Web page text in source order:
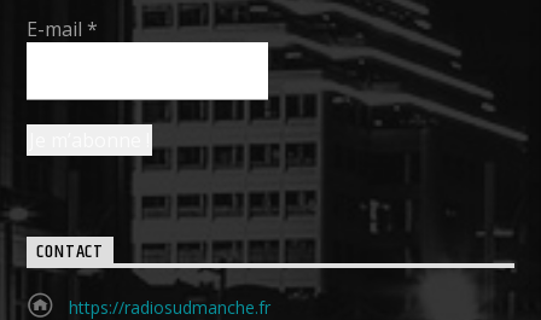
E-mail*
CONTACT
https://radiosudmanche.fr